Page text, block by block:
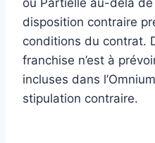
disposition contraire
conditions du contrat.
franchise n’est à
incluses dans
stipulation contraire.